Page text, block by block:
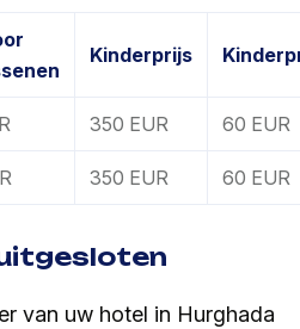
Kinderprijs
350 EUR 60 EUR
350 EUR 60 EUR
van uw hotel in Hurghada